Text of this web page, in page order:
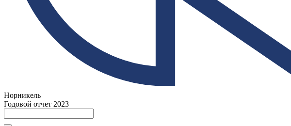
Норникель
Годовой отчет 2023